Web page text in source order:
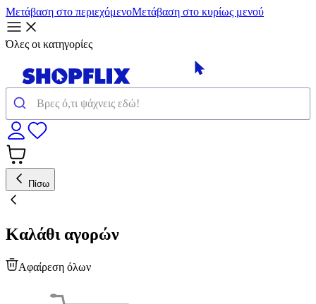
Μετάβαση στο περιεχόμενοΜετάβαση στο κυρίως μενού
Όλες οι κατηγορίες
Πίσω
Καλάθι αγορών
Αφαίρεση όλων